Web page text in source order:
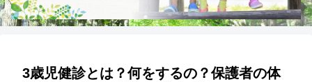
3歳児健診とは？何をするの？保護者の体